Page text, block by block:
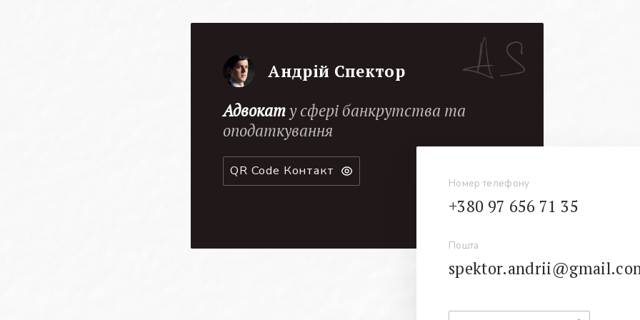
Андрій Спектор
Адвокату сфері банкрутства та
оподаткування
QR Code Контакт
Номер телефону
+380 97 656 71 35
Пошта